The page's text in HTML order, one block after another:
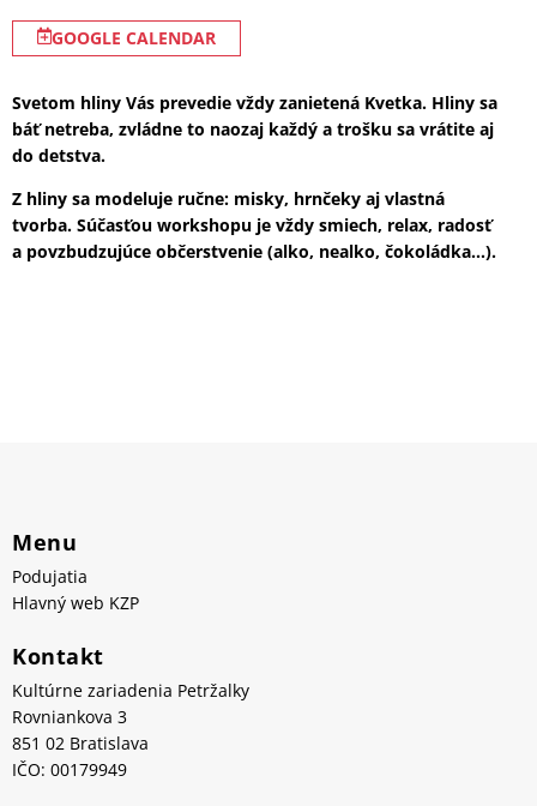
GOOGLE CALENDAR
Svetom hliny Vás prevedie vždy zanietená Kvetka. Hliny sa
báť netreba, zvládne to naozaj každý a trošku sa vrátite aj
do detstva.
Z hliny sa modeluje ručne: misky, hrnčeky aj vlastná
tvorba. Súčasťou workshopu je vždy smiech, relax, radosť
a povzbudzujúce občerstvenie (alko, nealko, čokoládka…).
Menu
Podujatia
Hlavný web KZP
Kontakt
Kultúrne zariadenia Petržalky
Rovniankova 3
851 02 Bratislava
IČO: 00179949